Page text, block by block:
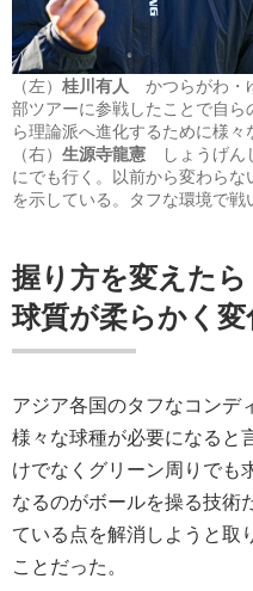
（左） 桂川有人
かつらがわ・
部ツアーに参戦したことで自
ら理論派へ進化するために様々
（右） 生源寺龍憲
しょうげん
にでも行く。以前から変わら
を示している。タフな環境で
握り方を変えたら
球質が柔らかく変
アジア各国のタフなコンデ
様々な球種が必要になると
けでなくグリーン周りでも
なるのがボールを操る技術
ている点を解消しようと取
ことだった。